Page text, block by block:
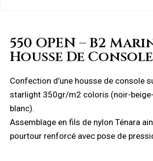
550 OPEN – B2
Housse De Console
Confection d’une housse de console
starlight 350gr/m2 coloris (noir-
blanc).
Assemblage en fils de nylon Ténara
pourtour renforcé avec pose de